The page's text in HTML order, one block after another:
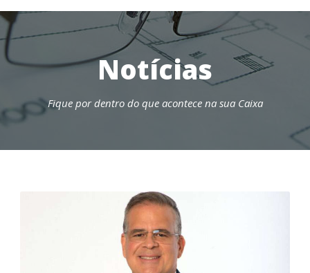
Notícias
Fique por dentro do que acontece na sua Caixa